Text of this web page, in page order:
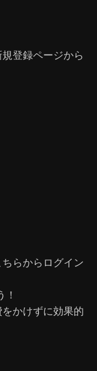
登録ページから
らからログイン
！
かけずに効果的